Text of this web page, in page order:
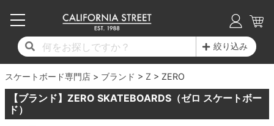
絞り込み
スケートボード専門店 ブランド Z ZERO
【ブランド】ZERO SKATEBOARDS（ゼロ スケートボー
ド）
17時までのご注文は当日発送！
11,000円以上で送料無料！
毎月1日はポイント5倍！10日と20日は3倍！
17時までのご注文は当日発送！
11,000円以上で送料無料！
毎月1日はポイント5倍！10日と20日は3倍！
デッキ新着一覧
子供用デッキ
7.0inch以下
7.2inch
17時までのご注文は当日発送！
11,000円以上で送料無料！
毎月1日はポイント5倍！10日と20日は3倍！
トラック新着一覧
7.0inch以下
7.2inch
7.3inch
17時までのご注文は当日発送！
11,000円以上で送料無料！
毎月1日はポイント5倍！10日と20日は3倍！
ウィール新着一覧
50mm
51mm
52mm
17時までのご注文は当日発送！
11,000円以上で送料無料！
毎月1日はポイント5倍！10日と20日は3倍！
シューズ新着一覧
20cm
21cm
22cm
17時までのご注文は当日発送！
11,000円以上で送料無料！
毎月1日はポイント5倍！10日と20日は3倍！
17時までのご注文は当日発送！
11,000円以上で送料無料！
毎月1日はポイント5倍！10日と20日は3倍！
最新ブログ一覧
17時までのご注文は当日発送！
11,000円以上で送料無料！
毎月1日はポイント5倍！10日と20日は3倍！
初心者の方へ
17時までのご注文は当日発送！
11,000円以上で送料無料！
毎月1日はポイント5倍！10日と20日は3倍！
店舗情報